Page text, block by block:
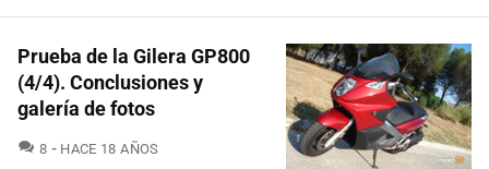
Prueba de la Gilera GP800
(4/4). Conclusiones y
galería de fotos
8 COMENTARIOS
HACE 18 AÑOS